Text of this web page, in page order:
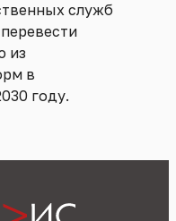
служб
из
в
году.